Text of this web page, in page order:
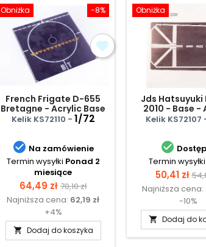
-8%
Obniżka
French Frigate D-655
Bretagne - Acrylic Base
Kelik KS72110 - 1/72
 Na zamówienie
Termin wysyłki Ponad 2
miesiące
Cena
64,49 zł Cena
podstawowa
70,10 zł
Najniższa cena: 62,19 zł
+4%
 Dodaj do koszyka
Obniżka
Jds Hatsuyuki
2010 - Base -
3mm
Kelik KS72107

Termin wysyłki
Cena
50,41 zł
Najniższa cena:
-10%
 Dodaj do